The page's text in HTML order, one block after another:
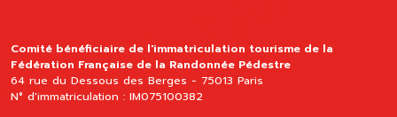
Comité bénéficiaire de l'immatriculation tourisme de la
Fédération Française de la Randonnée Pédestre
64 rue du Dessous des Berges - 75013 Paris
N° d'immatriculation : IM075100382